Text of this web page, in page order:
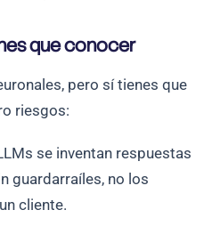
que conocer
pero sí tienes que
riesgos:
se inventan respuestas
guardarraíles, no los
cliente.